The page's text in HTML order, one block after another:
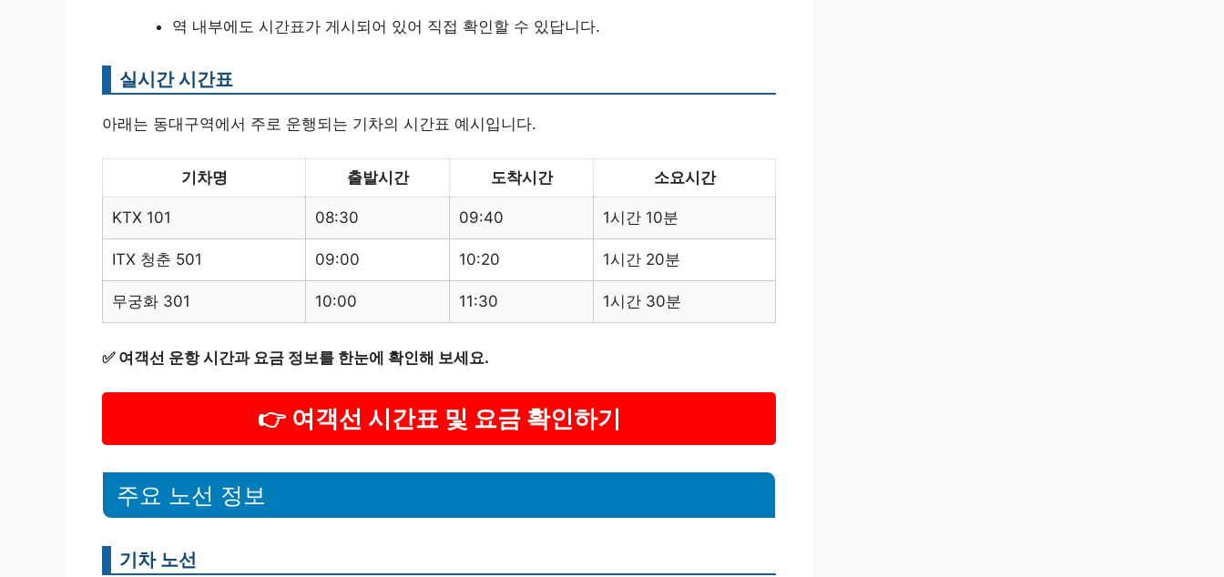
역 내부에도 시간표가 게시되어 있어 직접 확인할 수 있답니다.
실시간 시간표
아래는 동대구역에서 주로 운행되는 기차의 시간표 예시입니다.
기차명 출발시간 도착시간 소요시간
KTX 101 08:30 09:40 1시간 10분
ITX 청춘 501 09:00 10:20 1시간 20분
무궁화 301 10:00 11:30 1시간 30분
✅ 여객선 운항 시간과 요금 정보를 한눈에 확인해 보세요.
👉 여객선 시간표 및 요금 확인하기
주요 노선 정보
기차 노선